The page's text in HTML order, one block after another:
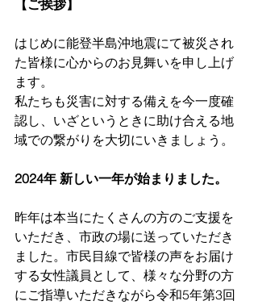
【ご挨拶】
はじめに能登半島沖地震にて被災され
た皆様に心からのお見舞いを申し上げ
ます。
私たちも災害に対する備えを今一度確
認し、いざというときに助け合える地
域での繋がりを大切にいきましょう。
2024年 新しい一年が始まりました。
昨年は本当にたくさんの方のご支援を
いただき、市政の場に送っていただき
ました。市民目線で皆様の声をお届け
する女性議員として、様々な分野の方
にご指導いただきながら令和5年第3回